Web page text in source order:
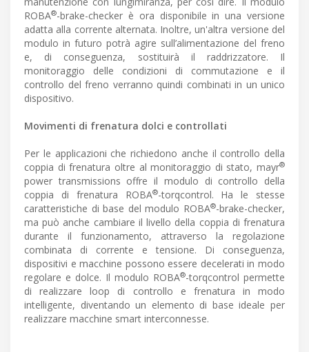
ROBA®-brake-checker è ora disponibile in una versione
adatta alla corrente alternata. Inoltre, un'altra versione del
modulo in futuro potrà agire sull’alimentazione del freno
e, di conseguenza, sostituirà il raddrizzatore. Il
monitoraggio delle condizioni di commutazione e il
controllo del freno verranno quindi combinati in un unico
dispositivo.
Movimenti di frenatura dolci e controllati
Per le applicazioni che richiedono anche il controllo della
coppia di frenatura oltre al monitoraggio di stato, mayr®
power transmissions offre il modulo di controllo della
coppia di frenatura ROBA®-torqcontrol. Ha le stesse
caratteristiche di base del modulo ROBA®-brake-checker,
ma può anche cambiare il livello della coppia di frenatura
durante il funzionamento, attraverso la regolazione
combinata di corrente e tensione. Di conseguenza,
dispositivi e macchine possono essere decelerati in modo
regolare e dolce. Il modulo ROBA®-torqcontrol permette
di realizzare loop di controllo e frenatura in modo
intelligente, diventando un elemento di base ideale per
realizzare macchine smart interconnesse.